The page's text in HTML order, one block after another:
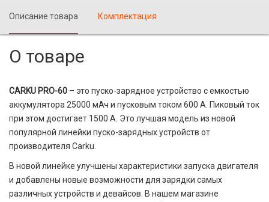
Описание товара Комплектация
О товаре
CARKU PRO-60 – это пуско-зарядное устройство с емкостью
аккумулятора 25000 мАч и пусковым током 600 А. Пиковый ток
при этом достигает 1500 А. Это лучшая модель из новой
популярной линейки пуско-зарядных устройств от
производителя Carku.
В новой линейке улучшены характеристики запуска двигателя
и добавлены новые возможности для зарядки самых
различных устройств и девайсов. В нашем магазине